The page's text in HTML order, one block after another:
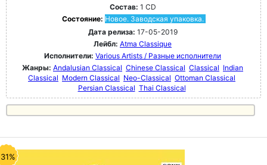
Состав: 1 CD
Состояние: Новое. Заводская упаковка.
Дата релиза: 17-05-2019
Лейбл: Atma Classique
Исполнители: Various Artists / Разные исполнители
Жанры: Andalusian Classical Chinese Classical Classical Indian
Classical Modern Classical Neo-Classical Ottoman Classical
Persian Classical Thai Classical